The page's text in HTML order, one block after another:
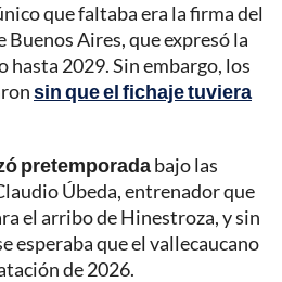
que faltaba era la firma del
Buenos Aires, que expresó la
hasta 2029. Sin embargo, los
sin que el fichaje tuviera
pretemporadabajo las
Úbeda, entrenador que
el arribo de Hinestroza, y sin
esperaba que el vallecaucano
de 2026.